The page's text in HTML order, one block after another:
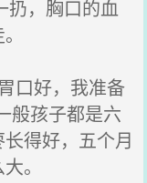
，胸口的血
口好，我准备
般孩子都是六
得好，五个月
。